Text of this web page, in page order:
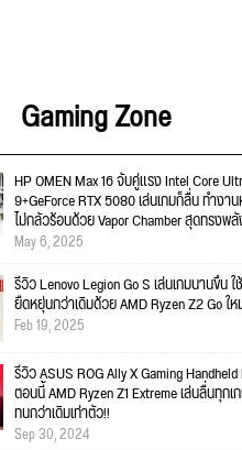
Gaming Zone
HP OMEN Max 16 จับคู่แรง Intel Core
9+GeForce RTX 5080 เล่นเกมก็ลื่น ทำงา
ไม่กลัวร้อนด้วย Vapor Chamber สุดทรงพ
May 6, 2025
รีวิว Lenovo Legion Go S เล่นเกมนานขึ้น
ยืดหยุ่นกว่าเดิมด้วย AMD Ryzen Z2 Go ให
Feb 19, 2025
รีวิว ASUS ROG Ally X Gaming
ตอนนี้ AMD Ryzen Z1 Extreme เล่นลื่นทุก
ทนกว่าเดิมเท่าตัว!!
Sep 30, 2024